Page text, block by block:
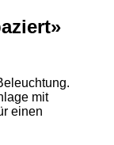
mit
einen